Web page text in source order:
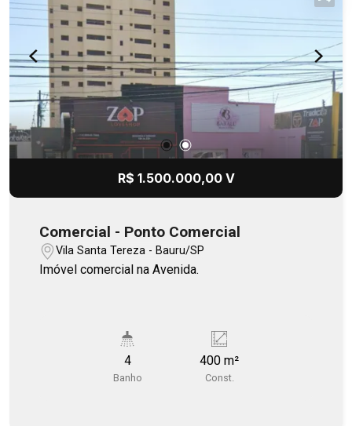
R$ 1.500.000,00 V
Comercial - Ponto Comercial
Vila Santa Tereza - Bauru/SP
Imóvel comercial na Avenida.
4
Banho
400 m²
Const.